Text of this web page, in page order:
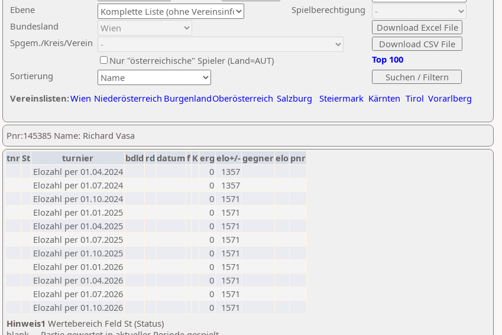
Ebene
Sortierung
Bundesland
Spgem./Kreis/Verein
Nur "österreichische" Spieler (Land=AUT)
Spielberechtigung
Vereinslisten:Wien Niederösterreich BurgenlandOberösterreich Salzburg Steiermark Kärnten Tirol Vorarlberg
Top 100
Pnr:145385 Name: Richard Vasa
tnrSt turnier bdld rd datumf Kerg elo+/-gegnerelo pnr
Elozahl per 01.04.2024
0
1357
Elozahl per 01.07.2024
0
1357
Elozahl per 01.10.2024
0
1571
Elozahl per 01.01.2025
0
1571
Elozahl per 01.04.2025
0
1571
Elozahl per 01.07.2025
0
1571
Elozahl per 01.10.2025
0
1571
Elozahl per 01.01.2026
0
1571
Elozahl per 01.04.2026
0
1571
Elozahl per 01.07.2026
0
1571
Elozahl per 01.10.2026
0
1571
Hinweis1 Wertebereich Feld St (Status)